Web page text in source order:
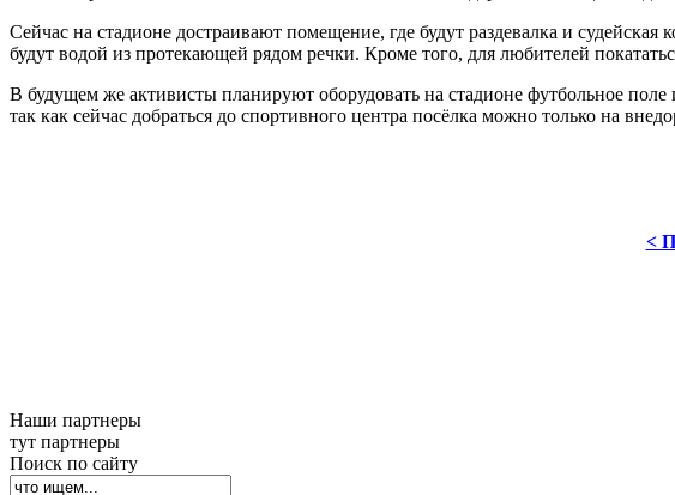
Сейчас на стадионе достраивают помещение, где будут раздевалка и
будут водой из протекающей рядом речки. Кроме того, для любителей
В будущем же активисты планируют оборудовать на стадионе футбольное
так как сейчас добраться до спортивного центра посёлка можно только на
<
Наши партнеры
тут партнеры
Поиск по сайту